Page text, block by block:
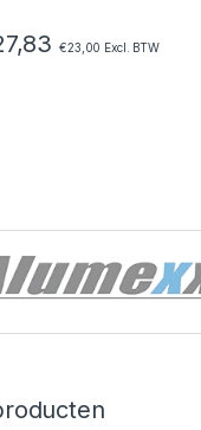
€23,00 Excl. BTW